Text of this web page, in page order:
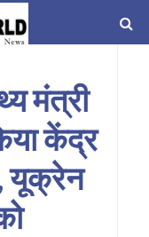
मंत्री
केंद्र
यूक्रेन